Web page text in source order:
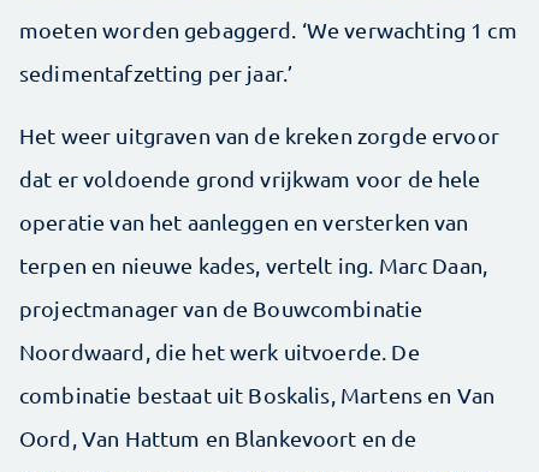
moeten worden gebaggerd. ‘We verwachting 1 cm
sedimentafzetting per jaar.’
Het weer uitgraven van de kreken zorgde ervoor
dat er voldoende grond vrijkwam voor de hele
operatie van het aanleggen en versterken van
terpen en nieuwe kades, vertelt ing. Marc Daan,
projectmanager van de Bouwcombinatie
Noordwaard, die het werk uitvoerde. De
combinatie bestaat uit Boskalis, Martens en Van
Oord, Van Hattum en Blankevoort en de